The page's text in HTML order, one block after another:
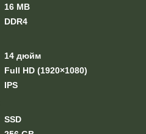
16 MB
DDR4
14 дюйм
Full HD (1920×1080)
IPS
SSD